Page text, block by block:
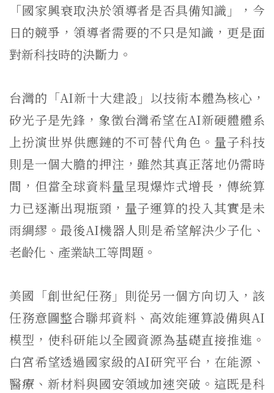
「國家興衰取決於領導者是否具備知識」，今
日的競爭，領導者需要的不只是知識，更是面
對新科技時的決斷力。
台灣的「AI新十大建設」以技術本體為核心，
矽光子是先鋒，象徵台灣希望在AI新硬體體系
上扮演世界供應鏈的不可替代角色。量子科技
則是一個大膽的押注，雖然其真正落地仍需時
間，但當全球資料量呈現爆炸式增長，傳統算
力已逐漸出現瓶頸，量子運算的投入其實是未
雨綢繆。最後AI機器人則是希望解決少子化、
老齡化、產業缺工等問題。
美國「創世紀任務」則從另一個方向切入，該
任務意圖整合聯邦資料、高效能運算設備與AI
模型，使科研能以全國資源為基礎直接推進。
白宮希望透過國家級的AI研究平台，在能源、
醫療、新材料與國安領域加速突破。這既是科